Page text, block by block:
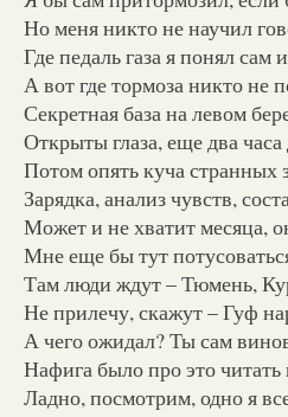
Но меня никто не научил
Где педаль газа я понял сам
А вот где тормоза никто не
Секретная база на левом
Открыты глаза, еще два
Потом опять куча странных
Зарядка, анализ чувств,
Может и не хватит месяца,
Мне еще бы тут
Там люди ждут – Тюмень,
Не прилечу, скажут – Гуф
А чего ожидал? Ты сам
Нафига было про это читать
Ладно, посмотрим, одно я